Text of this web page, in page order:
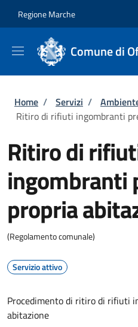
Regione Marche
Comune di
Briciole di
Home / Servizi /
Ritiro di rifiuti ingombranti
Ritiro di
ingombranti
propria
(Regolamento comunale)
Servizio attivo
Procedimento di ritiro di rifiuti
abitazione